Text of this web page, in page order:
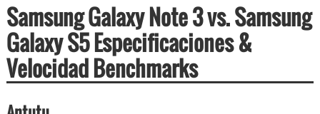
Samsung Galaxy Note 3 vs. Samsung
Galaxy S5 Especificaciones &
Velocidad Benchmarks